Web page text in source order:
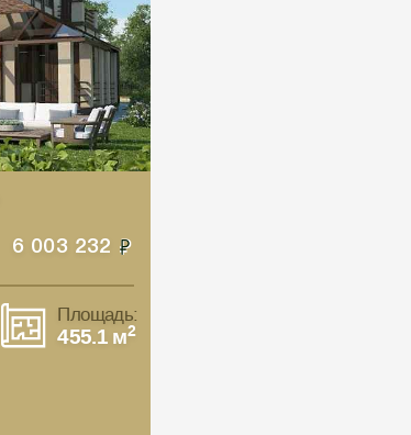
6 003 232
Площадь:
455.1 м2